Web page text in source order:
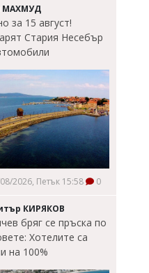
МАХМУД
за 15 август!
Стария Несебър
2026, Петък 15:58 0
КИРЯКОВ
бряг се пръска по
Хотелите са
на 100%